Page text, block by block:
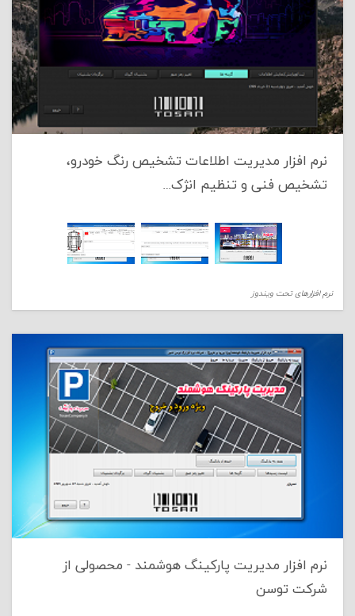
نرم افزار مدیریت اطلاعات تشخیص رنگ خودرو،
تشخیص فنی و تنظیم انژک…
نرم افزارهای تحت ویندوز
نرم افزار مدیریت پارکینگ هوشمند - محصولی از
شرکت توسن